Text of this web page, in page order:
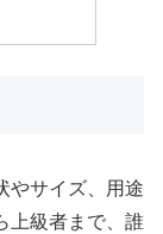
やサイズ、用途
上級者まで、誰